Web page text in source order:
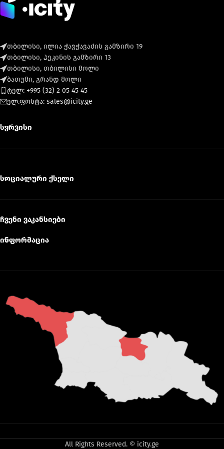
თბილისი, ილია ჭავჭავაძის გამზირი 19
თბილისი, პეკინის გამზირი 13
თბილისი, თბილისი მოლი
ბათუმი, გრანდ მოლი
ტელ: +995 (32) 2 05 45 45
ელ.ფოსტა: sales@icity.ge
სერვისი
სოციალური ქსელი
ჩვენი ვაკანსიები
ინფორმაცია
All Rights Reserved. © icity.ge